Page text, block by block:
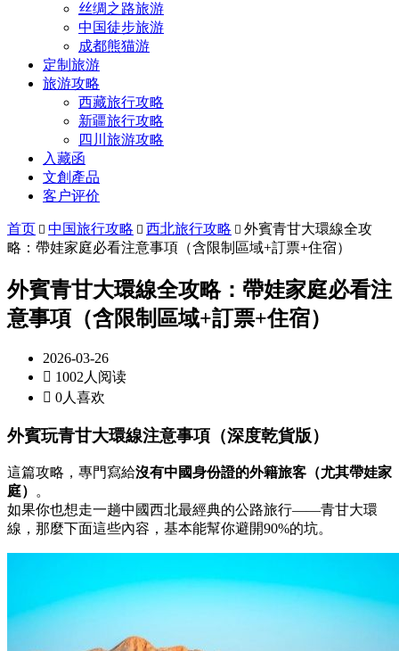
丝绸之路旅游
中国徒步旅游
成都熊猫游
定制旅游
旅游攻略
西藏旅行攻略
新疆旅行攻略
四川旅游攻略
入藏函
文創產品
客户评价
首页  中国旅行攻略  西北旅行攻略  外賓青甘大環線全攻
略：帶娃家庭必看注意事項（含限制區域+訂票+住宿）
外賓青甘大環線全攻略：帶娃家庭必看注
意事項（含限制區域+訂票+住宿）
2026-03-26
 1002人阅读
 0人喜欢
外賓玩青甘大環線注意事項（深度乾貨版）
這篇攻略，專門寫給沒有中國身份證的外籍旅客（尤其帶娃家
庭）
。
如果你也想走一趟中國西北最經典的公路旅行——青甘大環
線，那麼下面這些內容，基本能幫你避開90%的坑。